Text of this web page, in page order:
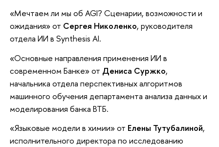
«Мечтаем ли мы об AGI? Сценарии, возможности и
ожидания» от Сергея Николенко, руководителя
отдела ИИ в Synthesis AI.
«Основные направления применения ИИ в
современном Банке» от Дениса Суржко,
начальника отдела перспективных алгоритмов
машинного обучения департамента анализа данных и
моделирования банка ВТБ.
«Языковые модели в химии» от Елены Тутубалиной,
исполнительного директора по исследованию